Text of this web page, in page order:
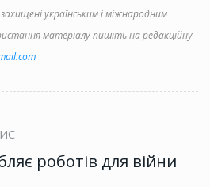
українським і міжнародним
матеріалу пишіть на редакційну
роботів для війни